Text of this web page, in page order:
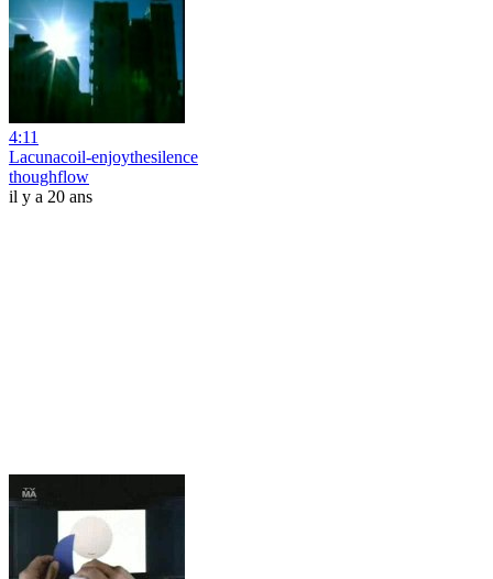
4:11
Lacunacoil-enjoythesilence
thoughflow
il y a 20 ans